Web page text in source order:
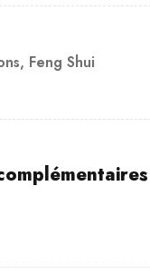
, Feng Shui